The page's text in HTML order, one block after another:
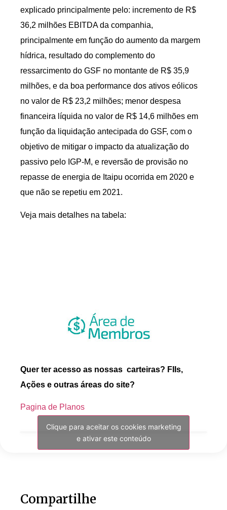
explicado principalmente pelo: incremento de R$
36,2 milhões EBITDA da companhia,
principalmente em função do aumento da margem
hídrica, resultado do complemento do
ressarcimento do GSF no montante de R$ 35,9
milhões, e da boa performance dos ativos eólicos
no valor de R$ 23,2 milhões; menor despesa
financeira líquida no valor de R$ 14,6 milhões em
função da liquidação antecipada do GSF, com o
objetivo de mitigar o impacto da atualização do
passivo pelo IGP-M, e reversão de provisão no
repasse de energia de Itaipu ocorrida em 2020 e
que não se repetiu em 2021.
Veja mais detalhes na tabela:
Quer ter acesso as nossas carteiras? FIIs,
Ações e outras áreas do site?
Pagina de Planos
Clique para aceitar os cookies marketing
e ativar este conteúdo
Compartilhe